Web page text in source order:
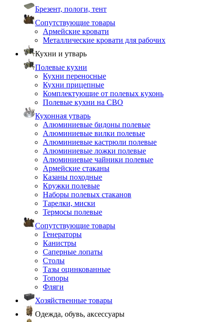
Брезент, пологи, тент
Сопутствующие товары
Армейские кровати
Металлические кровати для рабочих
Кухни и утварь
Полевые кухни
Кухни переносные
Кухни прицепные
Комплектующие от полевых кухонь
Полевые кухни на СВО
Кухонная утварь
Алюминиевые бидоны полевые
Алюминиевые вилки полевые
Алюминиевые кастрюли полевые
Алюминиевые ложки полевые
Алюминиевые чайники полевые
Армейские стаканы
Казаны походные
Кружки полевые
Наборы полевых стаканов
Тарелки, миски
Термосы полевые
Сопутствующие товары
Генераторы
Канистры
Саперные лопаты
Столы
Тазы оцинкованные
Топоры
Фляги
Хозяйственные товары
Одежда, обувь, аксессуары